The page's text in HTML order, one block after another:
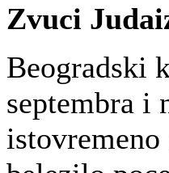
Zvuci
Beogradski
septembra i
istovremeno